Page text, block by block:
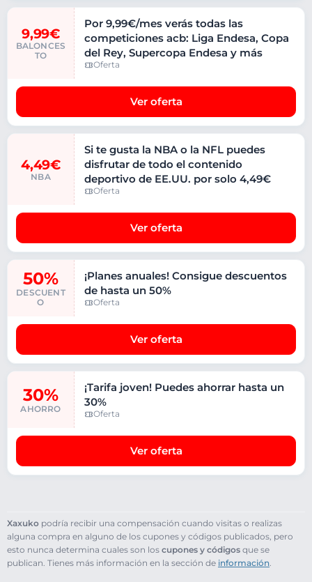
9,99€
BALONCES
TO
Por 9,99€/mes verás todas las
competiciones acb: Liga Endesa, Copa
del Rey, Supercopa Endesa​ y más
Oferta
Ver oferta
4,49€
NBA
Si te gusta la NBA o la NFL puedes
disfrutar de todo el contenido
deportivo de EE.UU. por solo 4,49€
Oferta
Ver oferta
50%
DESCUENT
O
¡Planes anuales! Consigue descuentos
de hasta un 50%
Oferta
Ver oferta
30%
AHORRO
¡Tarifa joven! Puedes ahorrar hasta un
30%
Oferta
Ver oferta
Xaxuko podría recibir una compensación cuando visitas o realizas
alguna compra en alguno de los cupones y códigos publicados, pero
esto nunca determina cuales son los cupones y códigos que se
publican. Tienes más información en la sección de información